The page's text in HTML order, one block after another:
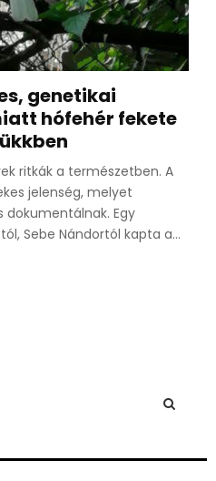
genetikai
hófehér fekete
ritkák a természetben. A
jelenség, melyet
dokumentálnak. Egy
Sebe Nándortól kapta a...